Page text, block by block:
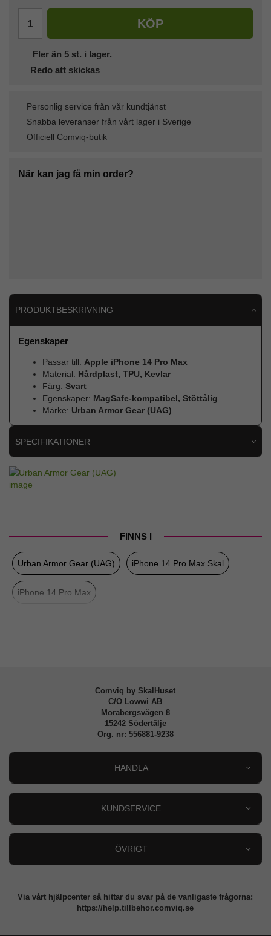
KÖP
Fler än 5 st. i lager.
Redo att skickas
Personlig service från vår kundtjänst
Snabba leveranser från vårt lager i Sverige
Officiell Comviq-butik
När kan jag få min order?
PRODUKTBESKRIVNING
Egenskaper
Passar till: Apple iPhone 14 Pro Max
Material: Hårdplast, TPU, Kevlar
Färg:Svart
Egenskaper: MagSafe-kompatibel, Stöttålig
Märke: Urban Armor Gear (UAG)
SPECIFIKATIONER
Artikelnummer
Passar till
MagSafe-kompatibel, Stöttålig
Färg
Material Hårdplast (PC), Kevlar, Mjukplast (TPU)
Varumärke
FINNS I
Urban Armor Gear (UAG) iPhone 14 Pro Max Skal
iPhone 14 Pro Max
Comviq by SkalHuset
C/O Lowwi AB
Morabergsvägen 8
15242 Södertälje
Org. nr: 556881-9238
HANDLA
KUNDSERVICE
ÖVRIGT
Integritetspolicy
Via vårt hjälpcenter så hittar du svar på de vanligaste frågorna:
https://help.tillbehor.comviq.se